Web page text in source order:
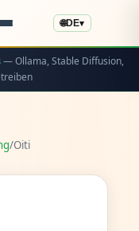
🌐DE▾
— Ollama, Stable Diffusion,
/Oiti